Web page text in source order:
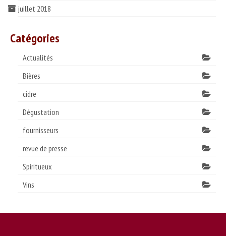
juillet 2018
Catégories
Actualités
Bières
cidre
Dégustation
fournisseurs
revue de presse
Spiritueux
Vins